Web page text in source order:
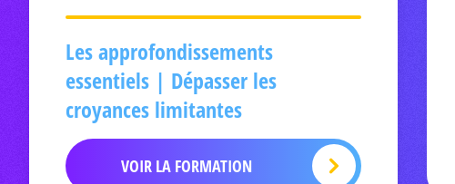
Les approfondissements
essentiels | Dépasser les
croyances limitantes
VOIR LA FORMATION